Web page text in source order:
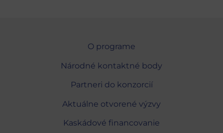
O programe
Národné kontaktné body
Partneri do konzorcií
Aktuálne otvorené výzvy
Kaskádové financovanie